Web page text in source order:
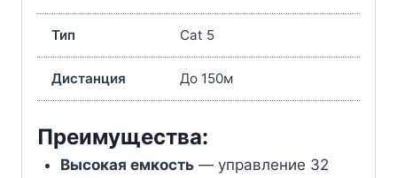
Тип Cat 5
Дистанция До 150м
Преимущества:
Высокая емкость— управление 32